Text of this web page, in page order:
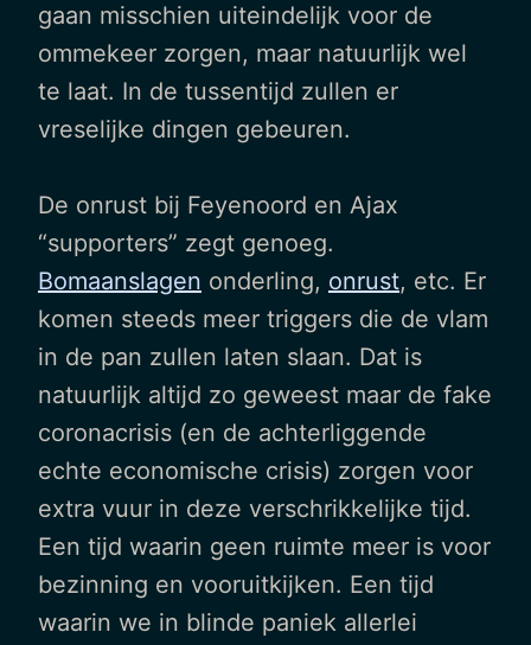
gaan misschien uiteindelijk voor de
ommekeer zorgen, maar natuurlijk wel
te laat. In de tussentijd zullen er
vreselijke dingen gebeuren.
De onrust bij Feyenoord en Ajax
“supporters” zegt genoeg.
Bomaanslagen onderling, onrust, etc. Er
komen steeds meer triggers die de vlam
in de pan zullen laten slaan. Dat is
natuurlijk altijd zo geweest maar de fake
coronacrisis (en de achterliggende
echte economische crisis) zorgen voor
extra vuur in deze verschrikkelijke tijd.
Een tijd waarin geen ruimte meer is voor
bezinning en vooruitkijken. Een tijd
waarin we in blinde paniek allerlei